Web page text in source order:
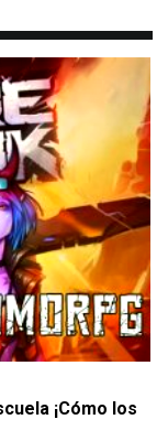
¡Cómo los